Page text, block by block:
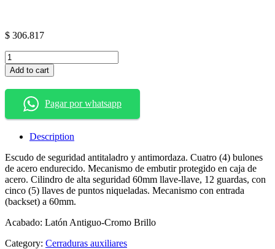
$ 306.817
CERRADURA
AUXILIAR
ALTA
SEGURIDAD
ANTIPALANCA
701-
LLAVE-
LLAVE
LATON
quantity
Add to cart
Pagar por whatsapp
Description
Escudo de seguridad antitaladro y antimordaza. Cuatro (4) bulones
de acero endurecido. Mecanismo de embutir protegido en caja de
acero. Cilindro de alta seguridad 60mm llave-llave, 12 guardas, con
cinco (5) llaves de puntos niqueladas. Mecanismo con entrada
(backset) a 60mm.
Acabado: Latón Antiguo-Cromo Brillo
Category: Cerraduras auxiliares